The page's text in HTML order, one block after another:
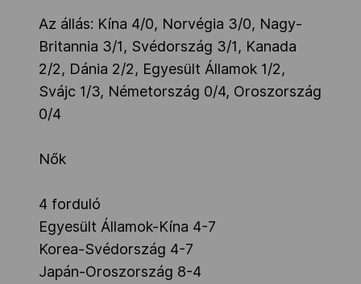
Az állás: Kína 4/0, Norvégia 3/0, Nagy-
Britannia 3/1, Svédország 3/1, Kanada
2/2, Dánia 2/2, Egyesült Államok 1/2,
Svájc 1/3, Németország 0/4, Oroszország
0/4
Nők
4 forduló
Egyesült Államok-Kína 4-7
Korea-Svédország 4-7
Japán-Oroszország 8-4